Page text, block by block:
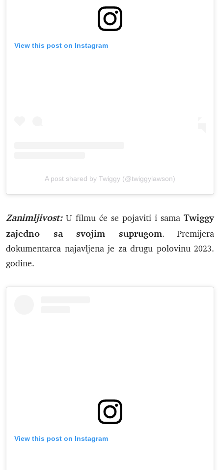
View this post on Instagram
A post shared by Twiggy (@twiggylawson)
Zanimljivost:U filmu će se pojaviti i sama Twiggy
zajedno sa svojim suprugom. Premijera
dokumentarca najavljena je za drugu polovinu 2023.
godine.
View this post on Instagram